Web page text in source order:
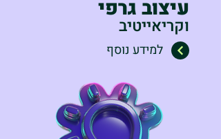
עיצוב גרפי
וקריאייטיב
למידע נוסף